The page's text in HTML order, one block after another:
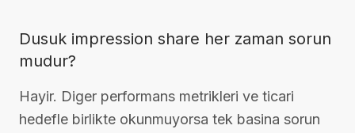
Dusuk impression share her zaman sorun
mudur?
Hayir. Diger performans metrikleri ve ticari
hedefle birlikte okunmuyorsa tek basina sorun